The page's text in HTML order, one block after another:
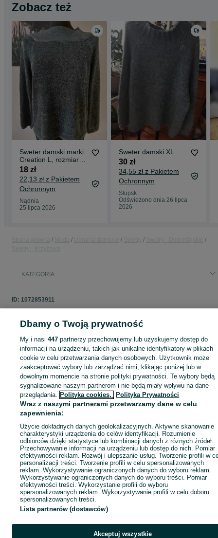
Zobacz też
Sweter damski marki
Creation L, rozmiar
L/XL
18 zł
22,13 zł z Pakietem
Ochronnym
Nądnia
25 lipca 2026
Sweter damski XL
30 zł
34,55 zł z Pakietem
Ochronnym
Słupsk
Odświeżono dnia 26 lipca
2026
KATEGORIA
ID: 1072853911
Zaloguj się lub załóż konto na OLX, aby skontaktować się z
sprzedającym
Zaloguj się / Załóż konto
Wyślij wiadomość
Dbamy o Twoją prywatność
My i nasi447 partnerzy przechowujemy lub uzyskujemy dostęp do
informacji na urządzeniu, takich jak unikalne identyfikatory w plikach
cookie w celu przetwarzania danych osobowych. Użytkownik może
zaakceptować wybory lub zarządzać nimi, klikając poniżej lub w
dowolnym momencie na stronie polityki prywatności. Te wybory będą
sygnalizowane naszym partnerom i nie będą miały wpływu na dane
przeglądania. Polityka cookies, Polityka Prywatności
Wraz z naszymi partnerami przetwarzamy dane w celu
zapewnienia:
Użycie dokładnych danych geolokalizacyjnych. Aktywne skanowanie
charakterystyki urządzenia do celów identyfikacji. Rozumienie
odbiorców dzięki statystyce lub kombinacji danych z różnych źródeł.
Przechowywanie informacji na urządzeniu lub dostęp do nich. Pomiar
efektywności reklam. Rozwój i ulepszanie usług. Tworzenie profili w
personalizacji treści. Tworzenie profili w celu spersonalizowanych
reklam. Wykorzystywanie ograniczonych danych do wyboru reklam.
Wykorzystywanie ograniczonych danych do wyboru treści. Pomiar
efektywności treści. Wykorzystanie profili do wyboru
spersonalizowanych reklam. Wykorzystywanie profili w celu doboru
spersonalizowanych treści.
Lista partnerów (dostawców)
Akceptuj wszystkie